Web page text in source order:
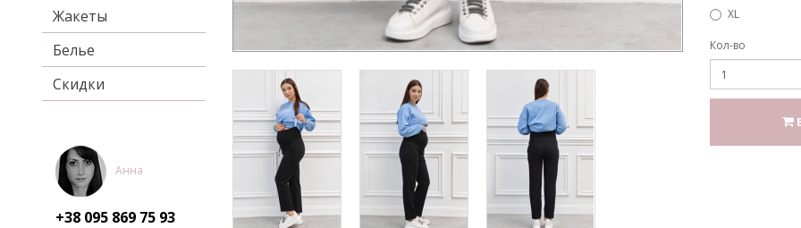
Жакеты
Белье
Скидки
Анна
+38 095 869 75 93
XL
Кол-во